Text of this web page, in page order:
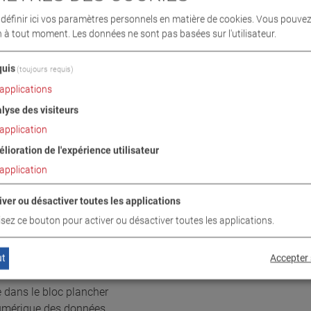
autonome,
l'accueil et le
et véhicules
de série, ainsi que mise enmarche automatique différée
intégrée afin d'éviter un endommagement des pneus
sortie sûre et pratique, même lorsque le banc d'essai est à
après la sortie du banc d'essai
électronique à compensation de température (neutre)
la publication officielle du ministère fédéral des Transports
de vente pour les détails :
le bloc plancher
ici vos paramètres personnels en matière de cookies. Vous
à tout moment. Les données ne sont pas basées sur l'utilisateur.
(toujours requis)
applications
des visiteurs
application
de l'expérience utilisateur
application
ou désactiver toutes les applications
ce bouton pour activer ou désactiver toutes les applications.
Accepter